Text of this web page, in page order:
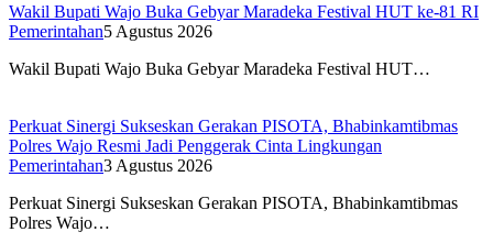
Wakil Bupati Wajo Buka Gebyar Maradeka Festival HUT ke-81 RI
Pemerintahan5 Agustus 2026
Wakil Bupati Wajo Buka Gebyar Maradeka Festival HUT…
Perkuat Sinergi Sukseskan Gerakan PISOTA, Bhabinkamtibmas
Polres Wajo Resmi Jadi Penggerak Cinta Lingkungan
Pemerintahan3 Agustus 2026
Perkuat Sinergi Sukseskan Gerakan PISOTA, Bhabinkamtibmas
Polres Wajo…